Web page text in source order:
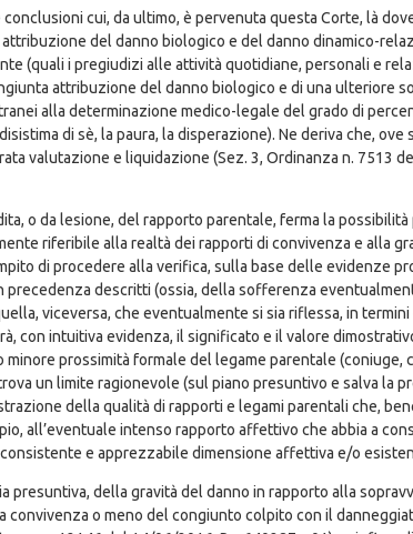
cui, da ultimo, è pervenuta questa Corte, là
del danno biologico e del danno dinamico-
(quali i pregiudizi alle attività quotidiane, personali e
attribuzione del danno biologico e di una ulteriore
alla determinazione medico-legale del grado di
di sè, la paura, la disperazione). Ne deriva che,
valutazione e liquidazione (Sez. 3, Ordinanza n. 7513
o da lesione, del rapporto parentale, ferma la
riferibile alla realtà dei rapporti di convivenza e alla
di procedere alla verifica, sulla base delle evidenze
precedenza descritti (ossia, della sofferenza
viceversa, che eventualmente si sia riflessa, in
con intuitiva evidenza, il significato e il valore
prossimità formale del legame parentale
un limite ragionevole (sul piano presuntivo e salva la
della qualità di rapporti e legami parentali che,
all’eventuale intenso rapporto affettivo che abbia a
e apprezzabile dimensione affettiva e/o
presuntiva, della gravità del danno in rapporto alla
o meno del congiunto colpito con il